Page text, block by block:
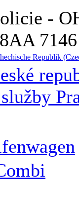
-
7146
Republik